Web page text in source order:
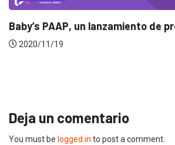
UNCATEGORIZED
Deja un comentario
You must be logged in to post a comment.